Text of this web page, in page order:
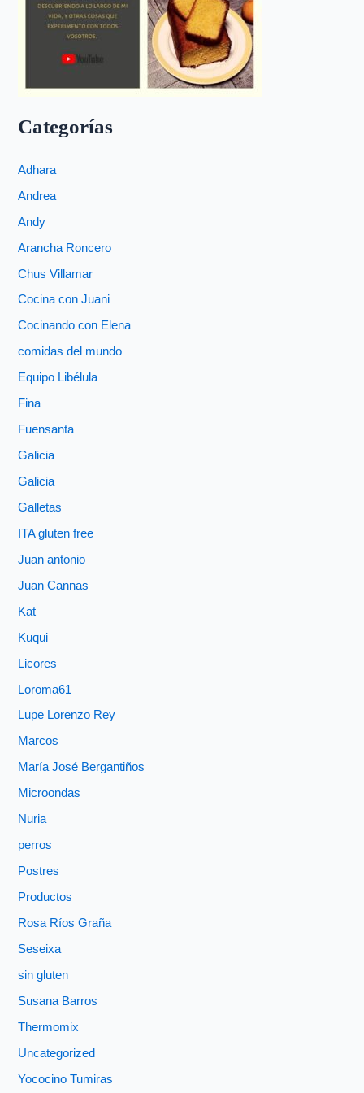
Categorías
Adhara
Andrea
Andy
Arancha Roncero
Chus Villamar
Cocina con Juani
Cocinando con Elena
comidas del mundo
Equipo Libélula
Fina
Fuensanta
Galicia
Galicia
Galletas
ITA gluten free
Juan antonio
Juan Cannas
Kat
Kuqui
Licores
Loroma61
Lupe Lorenzo Rey
Marcos
María José Bergantiños
Microondas
Nuria
perros
Postres
Productos
Rosa Ríos Graña
Seseixa
sin gluten
Susana Barros
Thermomix
Uncategorized
Yococino Tumiras